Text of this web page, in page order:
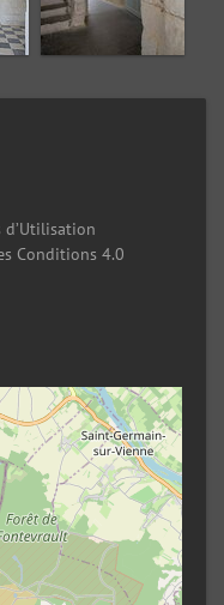
d’Utilisation
Conditions 4.0